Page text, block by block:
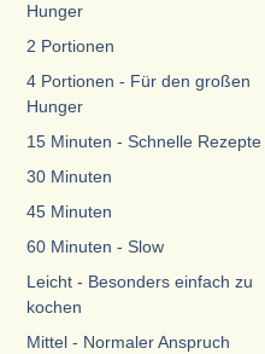
Hunger
2 Portionen
4 Portionen - Für den großen
Hunger
15 Minuten - Schnelle Rezepte
30 Minuten
45 Minuten
60 Minuten - Slow
Leicht - Besonders einfach zu
kochen
Mittel - Normaler Anspruch